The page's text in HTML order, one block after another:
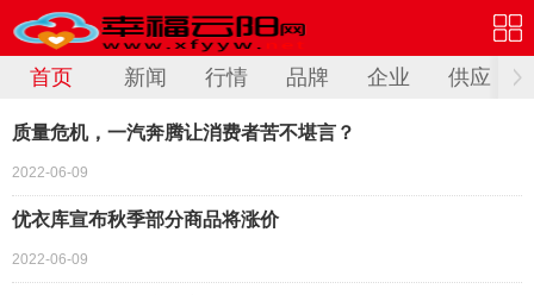
首页 新闻 行情 品牌 企业 供应
质量危机，一汽奔腾让消费者苦不堪言？
2022-06-09
优衣库宣布秋季部分商品将涨价
2022-06-09